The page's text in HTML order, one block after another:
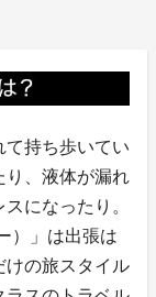
て持ち歩いてい
り、液体が漏れ
になったり。
）」は出張は
けの旅スタイル